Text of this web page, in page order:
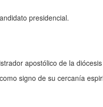
presidencial.
apostólico de la
signo de su cercanía